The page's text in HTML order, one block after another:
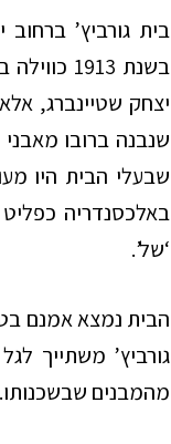
בית גורביץ’ ברחוב יהודה הלוי
בשנת
שנבנה ברובו
שבעלי הבית היו
באלכסנדריה
‘של’.
הבית נמצא אמנם בטווח המגורים
גורביץ’ משתייך
מהמבנים שבשכנותו.